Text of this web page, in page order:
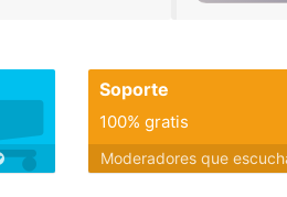
Soporte
100% gratis
Moderadores que